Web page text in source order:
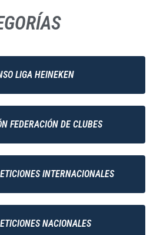
LIGA HEINEKEN
FEDERACIÓN DE CLUBES
INTERNACIONALES
NACIONALES